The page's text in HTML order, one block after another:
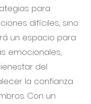
para
difíciles, sino
un espacio para
emocionales,
del
la confianza
Con un